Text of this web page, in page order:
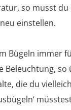
so musst
einstellen.
Bügeln immer
Beleuchtung, so
die du